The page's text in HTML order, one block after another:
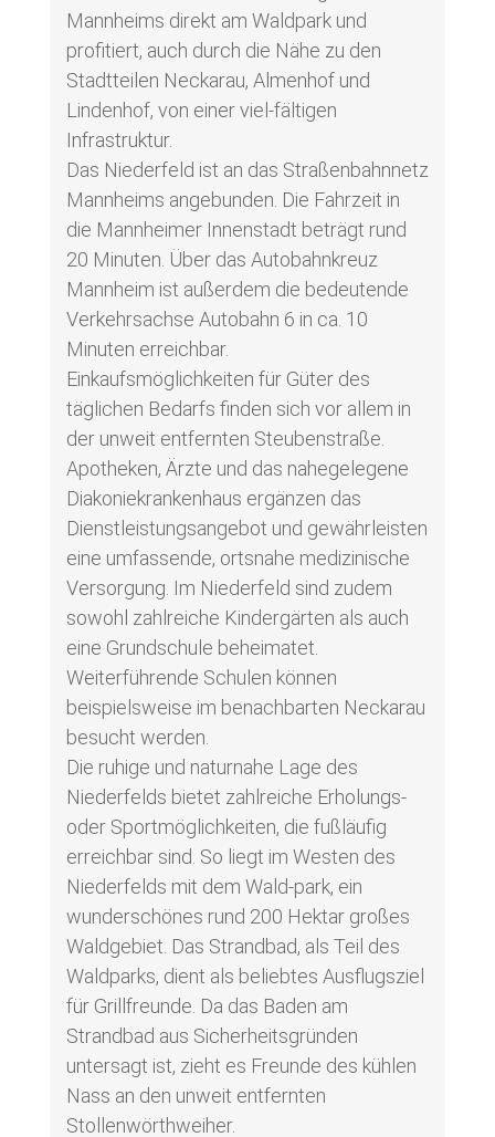
Mannheims direkt am Waldpark und
profitiert, auch durch die Nähe zu den
Stadtteilen Neckarau, Almenhof und
Lindenhof, von einer viel-fältigen
Infrastruktur.
Das Niederfeld ist an das Straßenbahnnetz
Mannheims angebunden. Die Fahrzeit in
die Mannheimer Innenstadt beträgt rund
20 Minuten. Über das Autobahnkreuz
Mannheim ist außerdem die bedeutende
Verkehrsachse Autobahn 6 in ca. 10
Minuten erreichbar.
Einkaufsmöglichkeiten für Güter des
täglichen Bedarfs finden sich vor allem in
der unweit entfernten Steubenstraße.
Apotheken, Ärzte und das nahegelegene
Diakoniekrankenhaus ergänzen das
Dienstleistungsangebot und gewährleisten
eine umfassende, ortsnahe medizinische
Versorgung. Im Niederfeld sind zudem
sowohl zahlreiche Kindergärten als auch
eine Grundschule beheimatet.
Weiterführende Schulen können
beispielsweise im benachbarten Neckarau
besucht werden.
Die ruhige und naturnahe Lage des
Niederfelds bietet zahlreiche Erholungs-
oder Sportmöglichkeiten, die fußläufig
erreichbar sind. So liegt im Westen des
Niederfelds mit dem Wald-park, ein
wunderschönes rund 200 Hektar großes
Waldgebiet. Das Strandbad, als Teil des
Waldparks, dient als beliebtes Ausflugsziel
für Grillfreunde. Da das Baden am
Strandbad aus Sicherheitsgründen
untersagt ist, zieht es Freunde des kühlen
Nass an den unweit entfernten
Stollenwörthweiher.